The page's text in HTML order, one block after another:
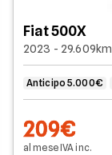
Fiat 500X
2023 - 29.609km
Anticipo 5.000€
209€
al meseIVAinc.